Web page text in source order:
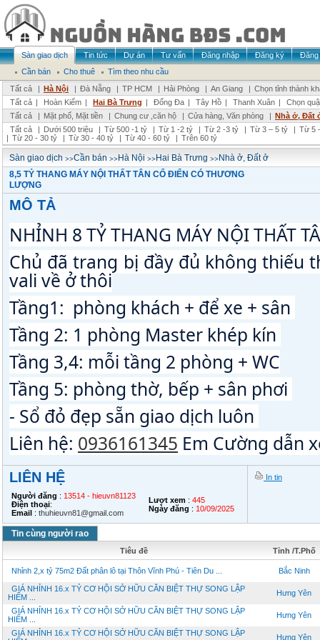
Sàn giao dịch Tin tức Dự án Tư vấn Đăng nhập Đăng ký
Đăng
Cần bán
Cho thuê
Tìm theo nhu cầu
Tất cả
| Hà Nội | Đà Nẵng | TP HCM | Hải Phòng | An Giang | Chọn tỉnh thành
Tất cả | Hoàn Kiếm | Hai Bà Trưng | Đống Đa | Tây Hồ | Thanh Xuân |
Chọn
Tất cả
| Mặt phố, Mặt tiền | Chung cư ,căn hộ | Cửa hàng, Văn phòng | Nhà ở, Đất
Tất cả
| Dưới 500 triệu | Từ 500 -1 tỷ | Từ 1 -2 tỷ | Từ 2 -3 tỷ | Từ 3 – 5 tỷ | Từ 5
| Từ 20 - 30 tỷ | Từ 30 - 40 tỷ | Từ 40 - 60 tỷ | Trên 60 tỷ
Sàn giao dịch >>Cần bán >>Hà Nội >>Hai Bà Trưng >>Nhà ở, Đất ở
8,5 TỶ THANG MÁY NỘI THẤT TÂN CỔ ĐIỂN CÓ THƯƠNG
LƯỢNG
MÔ TẢ
NHỈNH 8 TỶ THANG MÁY NỘI THẤT
Chủ đã trang bị đầy đủ không thiếu
vali về ở thôi
Tầng1:  phòng khách + để xe + sân
Tầng 2: 1 phòng Master khép kín
Tầng 3,4: mỗi tầng 2 phòng + WC
Tầng 5: phòng thờ, bếp + sân phơi
- Sổ đỏ đẹp sẵn giao dịch luôn
Liên hệ: 0936161345 Em Cường dẫn
LIÊN HỆ
Người đăng : 13514 - hieuvn81123
Điện thoại:
Email : thuhieuvn81@gmail.com
Lượt xem : 445
Ngày đăng : 10/09/2025
In tin
Tin cùng người rao
Tiêu đề Tỉnh /T.Phố
Nhỉnh 2,x tỷ 75m2 Đất phân lô tại Thôn Vĩnh Phú - Tiên Du ... Bắc Ninh
GIÁ NHỈNH 16.x TỶ CƠ HỘI SỞ HỮU CĂN BIỆT THỰ SONG LẬP
HIẾM ...
Hưng Yên
GIÁ NHỈNH 16.x TỶ CƠ HỘI SỞ HỮU CĂN BIỆT THỰ SONG LẬP
HIẾM ...
Hưng Yên
GIÁ NHỈNH 16.x TỶ CƠ HỘI SỞ HỮU CĂN BIỆT THỰ SONG LẬP
Hưng Yên